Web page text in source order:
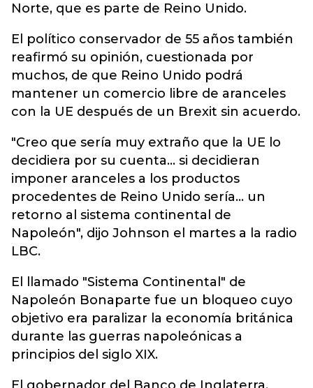
Norte, que es parte de Reino Unido.
El político conservador de 55 años también
reafirmó su opinión, cuestionada por
muchos, de que Reino Unido podrá
mantener un comercio libre de aranceles
con la UE después de un Brexit sin acuerdo.
"Creo que sería muy extraño que la UE lo
decidiera por su cuenta... si decidieran
imponer aranceles a los productos
procedentes de Reino Unido sería... un
retorno al sistema continental de
Napoleón", dijo Johnson el martes a la radio
LBC.
El llamado "Sistema Continental" de
Napoleón Bonaparte fue un bloqueo cuyo
objetivo era paralizar la economía británica
durante las guerras napoleónicas a
principios del siglo XIX.